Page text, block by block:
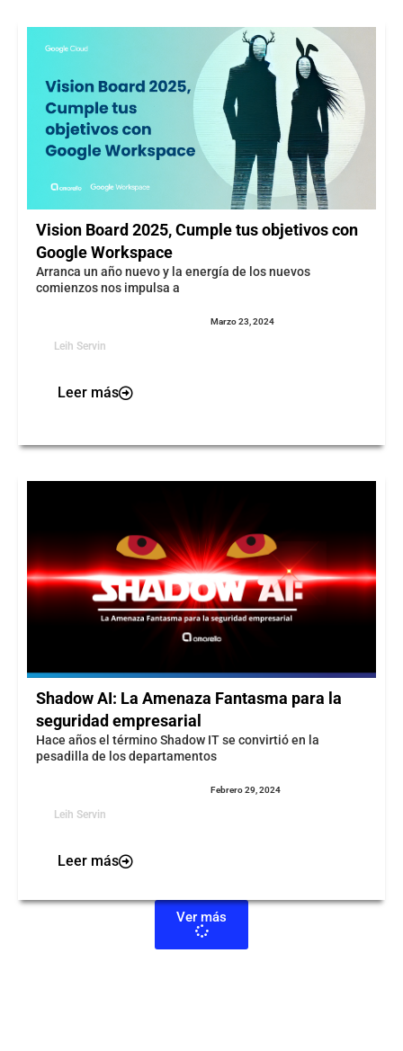
Vision Board 2025, Cumple tus objetivos con
Google Workspace
Arranca un año nuevo y la energía de los nuevos
comienzos nos impulsa a
Leih Servin
Marzo 23, 2024
Leer más
Shadow AI: La Amenaza Fantasma para la
seguridad empresarial
Hace años el término Shadow IT se convirtió en la
pesadilla de los departamentos
Leih Servin
Febrero 29, 2024
Leer más
Ver más